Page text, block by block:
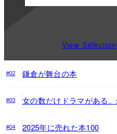
View Selection
#02 鎌倉が舞台の本
#03 女の数だけドラマがある
#04 2025年に売れた本100